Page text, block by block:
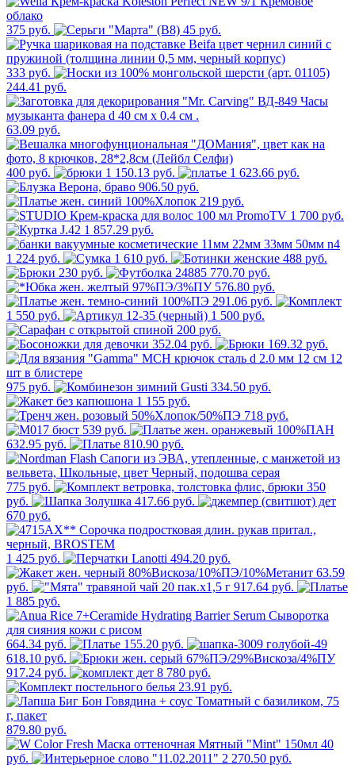
375 руб. 45 руб.
333 руб.
244.41 руб.
63.09 руб.
400 руб. 1 150.13 руб.
1 623.66 руб.
906.50 руб.
219 руб.
1 700 руб.
1 857.29 руб.
1 224 руб. 1 610 руб.
488 руб.
230 руб.
770.70 руб.
576.80 руб.
291.06 руб.
1 550 руб.
1 500 руб.
200 руб.
352.04 руб.
169.32 руб.
975 руб.
334.50 руб.
1 155 руб.
718 руб.
539 руб.
632.95 руб.
810.90 руб.
775 руб.
350
руб.
417.66 руб.
670 руб.
1 425 руб.
494.20 руб.
63.59
руб.
917.64 руб.
1 885 руб.
664.34 руб.
155.20 руб.
618.10 руб.
917.24 руб.
8 780 руб.
23.91 руб.
879.80 руб.
40
руб.
2 270.50 руб.